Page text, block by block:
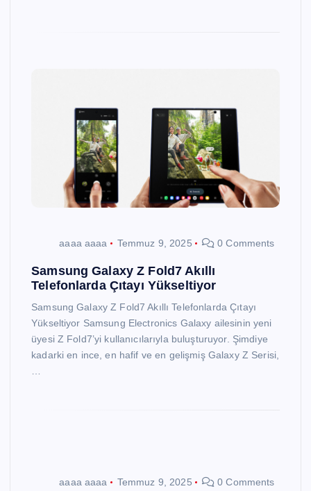
aaaa aaaa Temmuz 9, 2025 0 Comments
Samsung Galaxy Z Fold7 Akıllı
Telefonlarda Çıtayı Yükseltiyor
Samsung Galaxy Z Fold7 Akıllı Telefonlarda Çıtayı
Yükseltiyor Samsung Electronics Galaxy ailesinin yeni
üyesi Z Fold7’yi kullanıcılarıyla buluşturuyor. Şimdiye
kadarki en ince, en hafif ve en gelişmiş Galaxy Z Serisi,
aaaa aaaa Temmuz 9, 2025 0 Comments